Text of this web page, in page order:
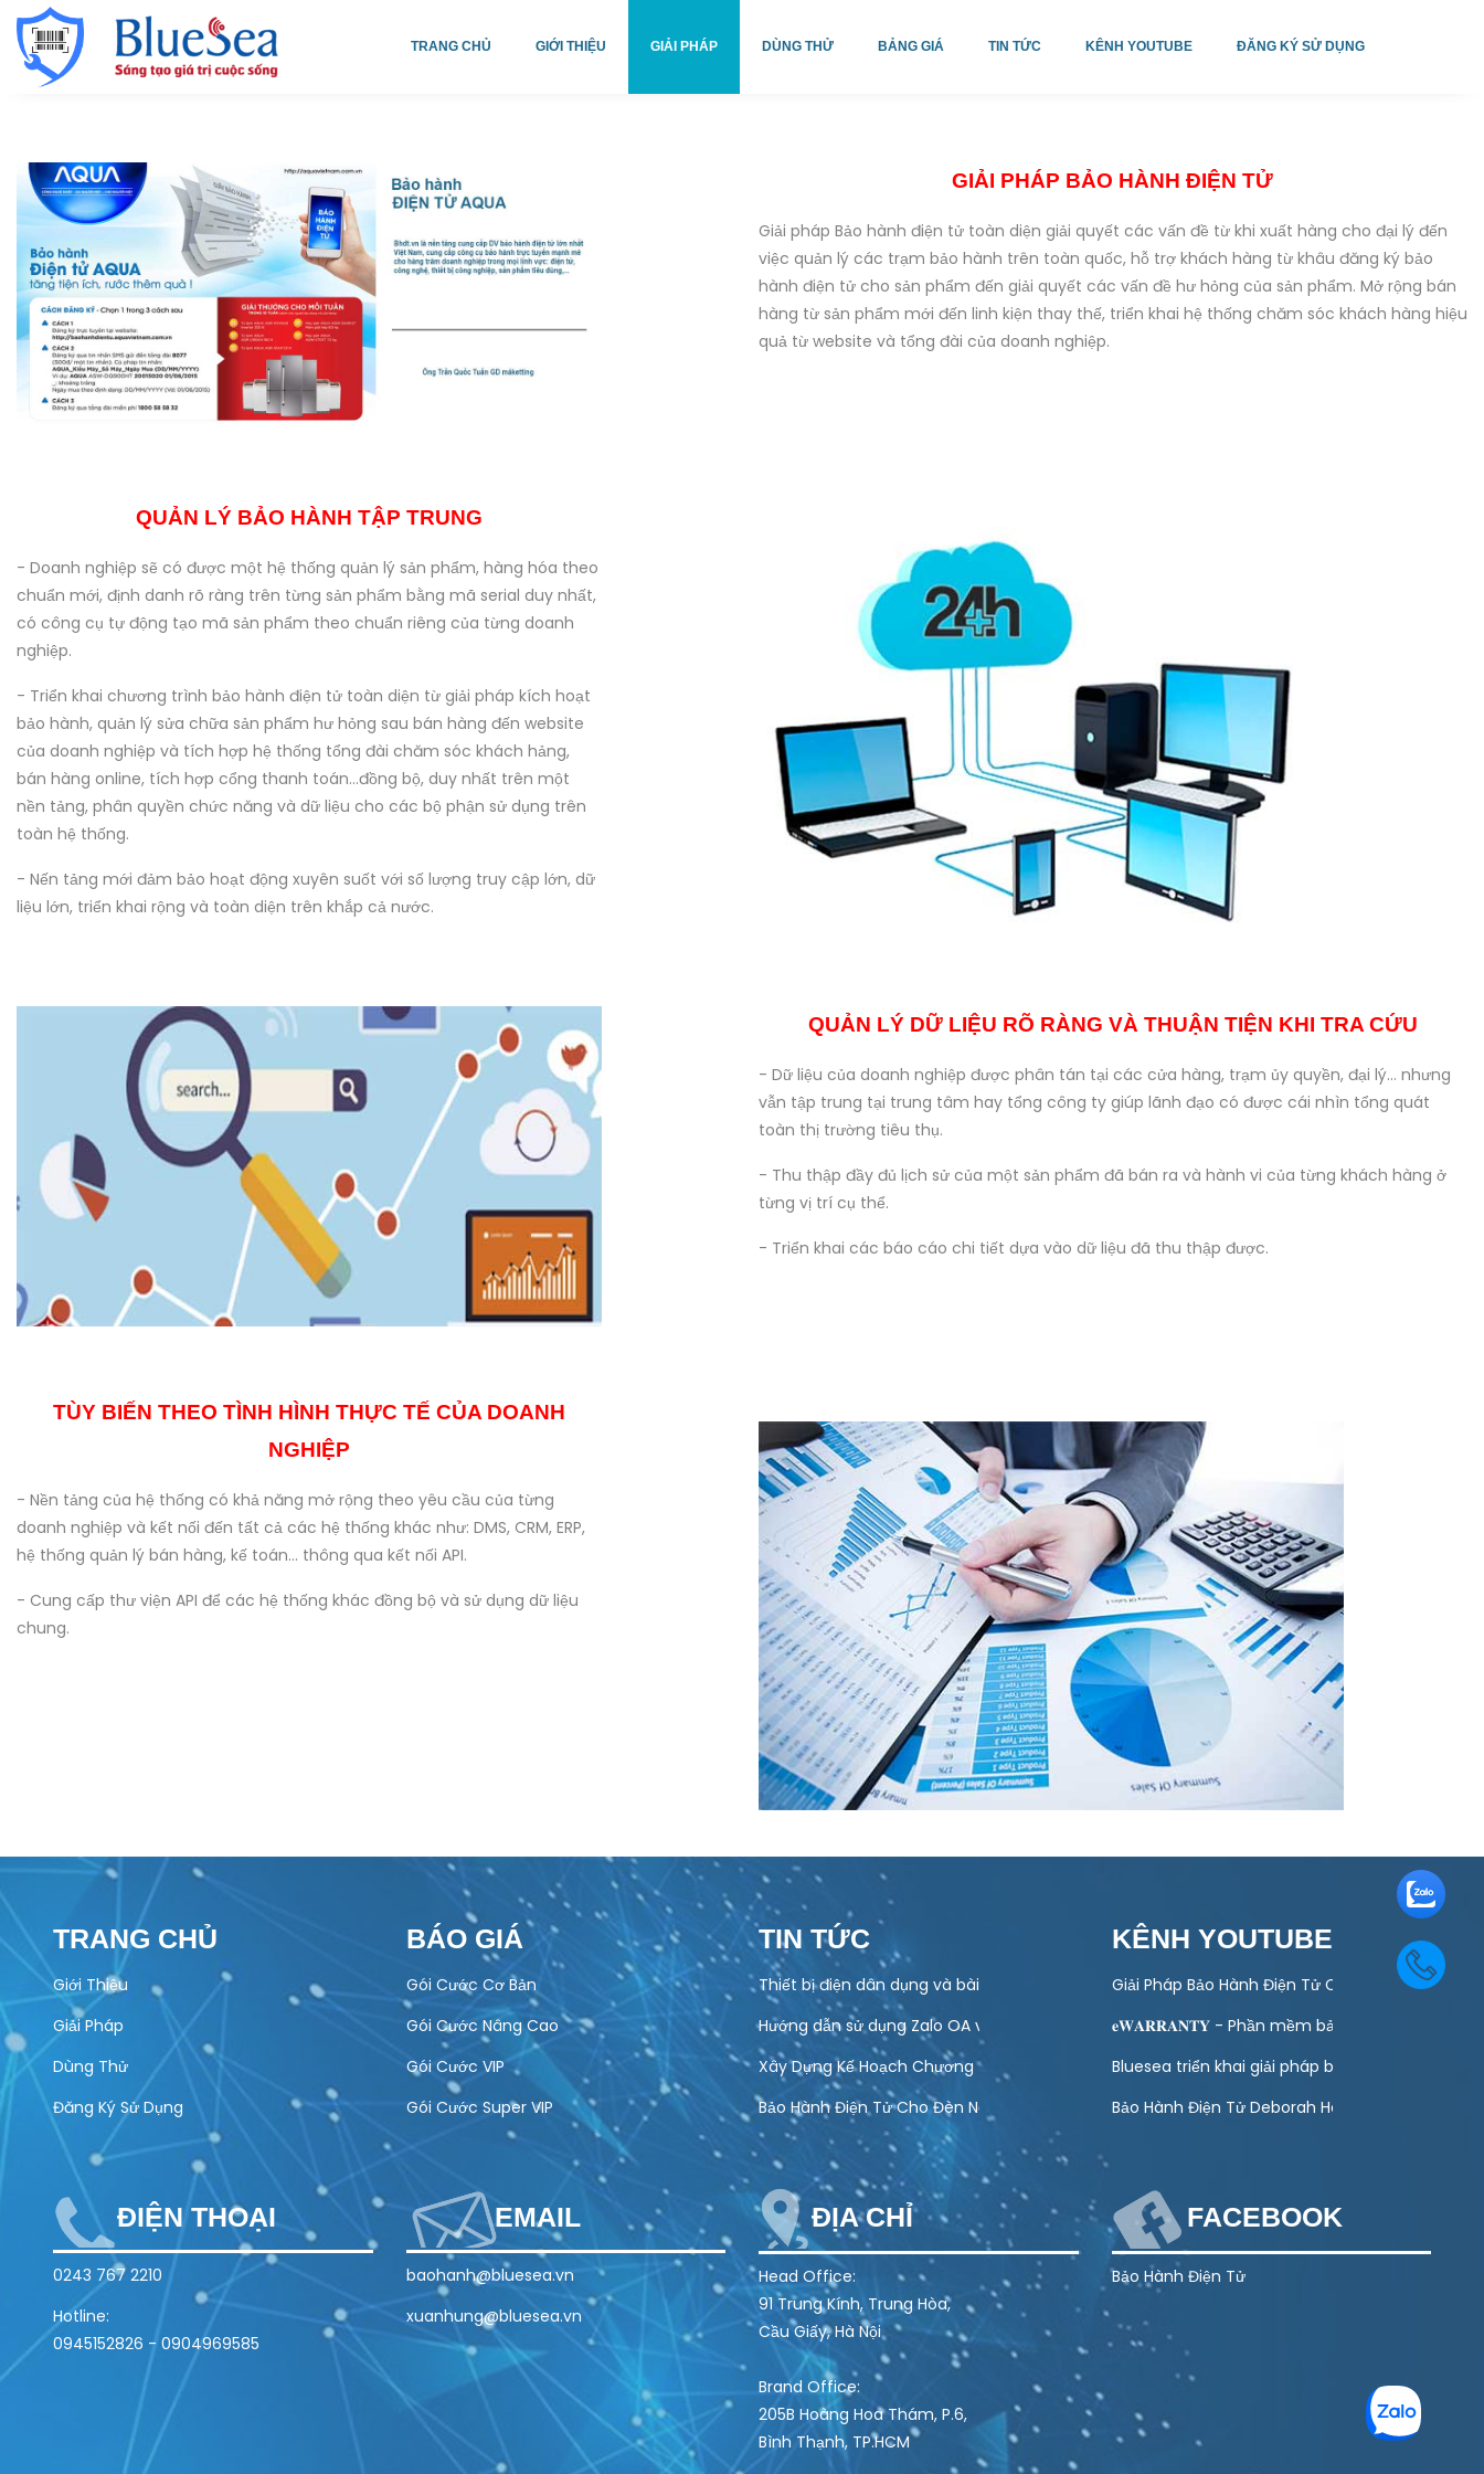
TRANG CHỦ GIỚI THIỆU GIẢI PHÁP DÙNG THỬ BẢNG GIÁ TIN TỨC KÊNH YOUTUBE ĐĂNG KÝ SỬ DỤNG
GIẢI PHÁP BẢO HÀNH ĐIỆN TỬ
Giải pháp Bảo hành điện tử toàn diện giải quyết các vấn đề từ khi xuất hàng cho đại lý đến
việc quản lý các trạm bảo hành trên toàn quốc, hỗ trợ khách hàng từ khâu đăng ký bảo
hành điện tử cho sản phẩm đến giải quyết các vấn đề hư hỏng của sản phẩm. Mở rộng bán
hàng từ sản phẩm mới đến linh kiện thay thế, triển khai hệ thống chăm sóc khách hàng hiệu
quả từ website và tổng đài của doanh nghiệp.
QUẢN LÝ BẢO HÀNH TẬP TRUNG
- Doanh nghiệp sẽ có được một hệ thống quản lý sản phẩm, hàng hóa theo
chuẩn mới, định danh rõ ràng trên từng sản phẩm bằng mã serial duy nhất,
có công cụ tự động tạo mã sản phẩm theo chuẩn riêng của từng doanh
nghiệp.
- Triển khai chương trình bảo hành điện tử toàn diện từ giải pháp kích hoạt
bảo hành, quản lý sửa chữa sản phẩm hư hỏng sau bán hàng đến website
của doanh nghiệp và tích hợp hệ thống tổng đài chăm sóc khách hảng,
bán hàng online, tích hợp cổng thanh toán...đồng bộ, duy nhất trên một
nền tảng, phân quyền chức năng và dữ liệu cho các bộ phận sử dụng trên
toàn hệ thống.
- Nến tảng mới đảm bảo hoạt động xuyên suốt với số lượng truy cập lớn, dữ
liệu lớn, triển khai rộng và toàn diện trên khắp cả nước.
QUẢN LÝ DỮ LIỆU RÕ RÀNG VÀ THUẬN TIỆN KHI TRA CỨU
- Dữ liệu của doanh nghiệp được phân tán tại các cửa hàng, trạm ủy quyền, đại lý... nhưng
vẫn tập trung tại trung tâm hay tổng công ty giúp lãnh đạo có được cái nhìn tổng quát
toàn thị trường tiêu thụ.
- Thu thập đầy đủ lịch sử của một sản phẩm đã bán ra và hành vi của từng khách hàng ở
từng vị trí cụ thể.
- Triển khai các báo cáo chi tiết dựa vào dữ liệu đã thu thập được.
TÙY BIẾN THEO TÌNH HÌNH THỰC TẾ CỦA DOANH
NGHIỆP
- Nền tảng của hệ thống có khả năng mở rộng theo yêu cầu của từng
doanh nghiệp và kết nối đến tất cả các hệ thống khác như: DMS, CRM, ERP,
hệ thống quản lý bán hàng, kế toán... thông qua kết nối API.
- Cung cấp thư viện API để các hệ thống khác đồng bộ và sử dụng dữ liệu
chung.
TRANG CHỦ
Giới Thiệu
Giải Pháp
Dùng Thử
Đăng Ký Sử Dụng
BÁO GIÁ
Gói Cước Cơ Bản
Gói Cước Nâng Cao
Gói Cước VIP
Gói Cước Super VIP
TIN TỨC
Thiết bị điện dân dụng và bài toán quản lý bảo hành
Hướng dẫn sử dụng Zalo OA vào hoạt động kinh doanh của doanh nghiệp
Xây Dựng Kế Hoạch Chương Trình Khuyến Mại Trực Tuyến Cuối Năm – Tết 2027
Bảo Hành Điện Tử Cho Đèn Năng Lượng Mặt Trời – Giải Pháp Hiện Đại Cho DN
KÊNH YOUTUBE
Giải Pháp Bảo Hành Điện Tử Cho Ngành Điện Máy
𝐞𝐖𝐀𝐑𝐑𝐀𝐍𝐓𝐘 - Phần mềm bảo hành điện tử
Bluesea triển khai giải pháp bảo hành điện tử
Bảo Hành Điện Tử Deborah Home
ĐIỆN THOẠI
0243 767 2210
Hotline:
0945152826 - 0904969585
EMAIL
baohanh@bluesea.vn
xuanhung@bluesea.vn
ĐỊA CHỈ
Head Office:
91 Trung Kính, Trung Hòa,
Cầu Giấy, Hà Nội
Brand Office:
205B Hoàng Hoa Thám, P.6,
Bình Thạnh, TP.HCM
FACEBOOK
Bảo Hành Điện Tử